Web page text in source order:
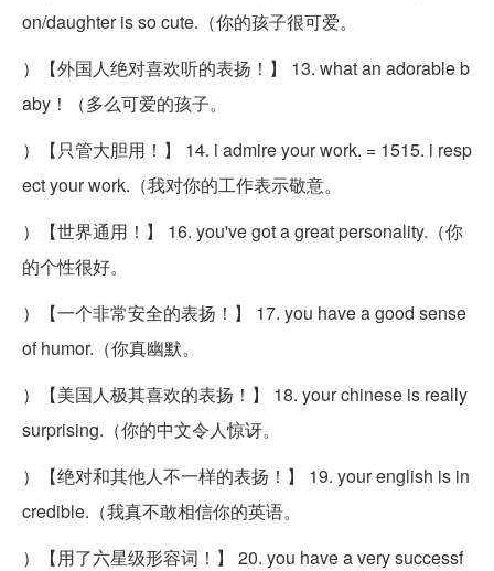
on/daughter is so cute.（你的孩子很可爱。
）【外国人绝对喜欢听的表扬！】 13. what an adorable b
aby！（多么可爱的孩子。
）【只管大胆用！】 14. i admire your work. = 1515. i resp
ect your work.（我对你的工作表示敬意。
）【世界通用！】 16. you've got a great personality.（你
的个性很好。
）【一个非常安全的表扬！】 17. you have a good sense
of humor.（你真幽默。
）【美国人极其喜欢的表扬！】 18. your chinese is really
surprising.（你的中文令人惊讶。
）【绝对和其他人不一样的表扬！】 19. your english is in
credible.（我真不敢相信你的英语。
）【用了六星级形容词！】 20. you have a very successf